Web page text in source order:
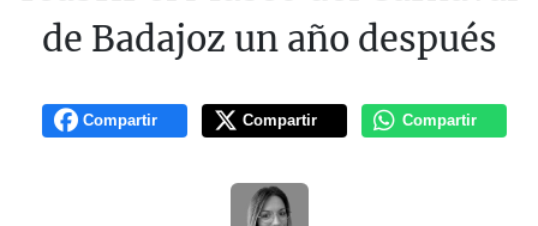
de Badajoz un año después
Compartir Compartir Compartir